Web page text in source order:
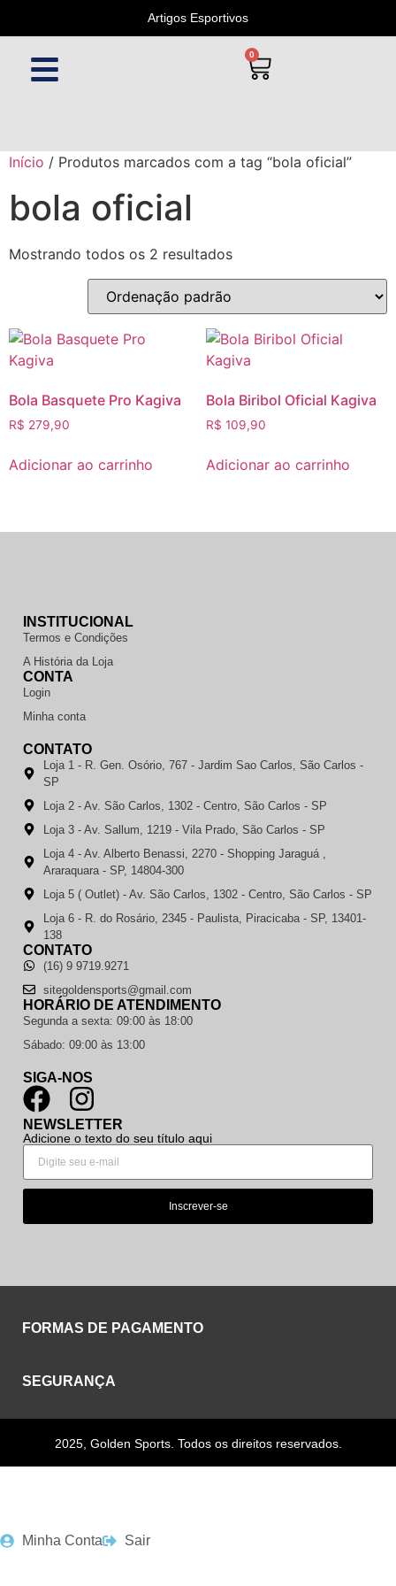
Artigos Esportivos
0
Início / Produtos marcados com a tag “bola oficial”
bola oficial
Mostrando todos os 2 resultados
Bola Basquete Pro Kagiva
R$ 279,90
Adicionar ao carrinho
Bola Biribol Oficial Kagiva
R$ 109,90
Adicionar ao carrinho
INSTITUCIONAL
Termos e Condições
A História da Loja
CONTA
Login
Minha conta
CONTATO
Loja 1 - R. Gen. Osório, 767 - Jardim Sao Carlos, São Carlos -
SP
Loja 2 - Av. São Carlos, 1302 - Centro, São Carlos - SP
Loja 3 - Av. Sallum, 1219 - Vila Prado, São Carlos - SP
Loja 4 - Av. Alberto Benassi, 2270 - Shopping Jaraguá ,
Araraquara - SP, 14804-300
Loja 5 ( Outlet) - Av. São Carlos, 1302 - Centro, São Carlos - SP
Loja 6 - R. do Rosário, 2345 - Paulista, Piracicaba - SP, 13401-
138
CONTATO
(16) 9 9719.9271
sitegoldensports@gmail.com
HORÁRIO DE ATENDIMENTO
Segunda a sexta: 09:00 às 18:00
Sábado: 09:00 às 13:00
SIGA-NOS
NEWSLETTER
Adicione o texto do seu título aqui
Inscrever-se
FORMAS DE PAGAMENTO
SEGURANÇA
2025, Golden Sports. Todos os direitos reservados.
Minha Conta Sair